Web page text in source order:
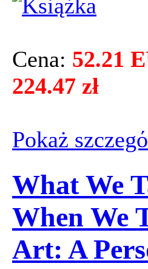
Cena: 52.21
224.47 zł
Pokaż
What We
When We
Art: A